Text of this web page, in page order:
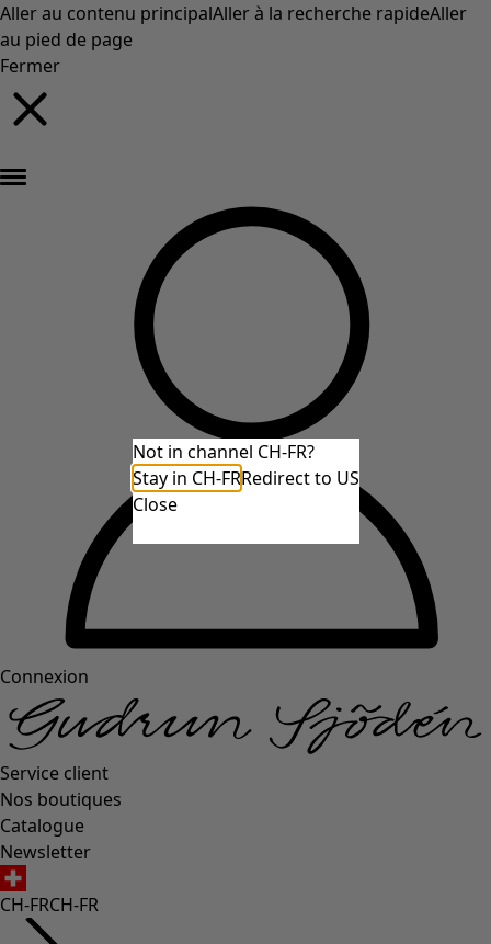
Aller au contenu principalAller à la recherche rapideAller
au pied de page
Fermer
Connexion
Service client
Nos boutiques
Catalogue
Newsletter
CH-FRCH-FR
Not in channel CH-FR?
Stay in CH-FRRedirect to US
Close